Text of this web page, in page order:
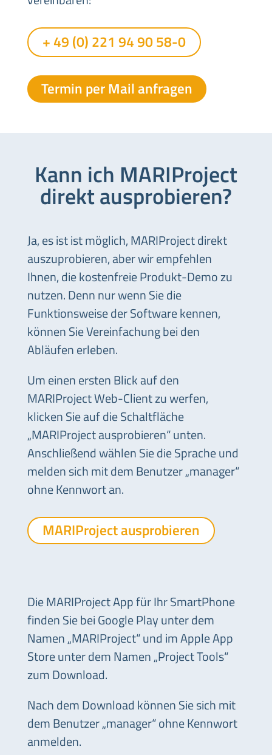
+ 49 (0) 221 94 90 58-0
Termin per Mail anfragen
Kann ich MARIProject
direkt ausprobieren?
Ja, es ist ist möglich, MARIProject direkt
auszuprobieren, aber wir empfehlen
Ihnen, die kostenfreie Produkt-Demo zu
nutzen. Denn nur wenn Sie die
Funktionsweise der Software kennen,
können Sie Vereinfachung bei den
Abläufen erleben.
Um einen ersten Blick auf den
MARIProject Web-Client zu werfen,
klicken Sie auf die Schaltfläche
„MARIProject ausprobieren“ unten.
Anschließend wählen Sie die Sprache und
melden sich mit dem Benutzer „manager“
ohne Kennwort an.
MARIProject ausprobieren
Die MARIProject App für Ihr SmartPhone
finden Sie bei Google Play unter dem
Namen „MARIProject“ und im Apple App
Store unter dem Namen „Project Tools“
zum Download.
Nach dem Download können Sie sich mit
dem Benutzer „manager“ ohne Kennwort
anmelden.